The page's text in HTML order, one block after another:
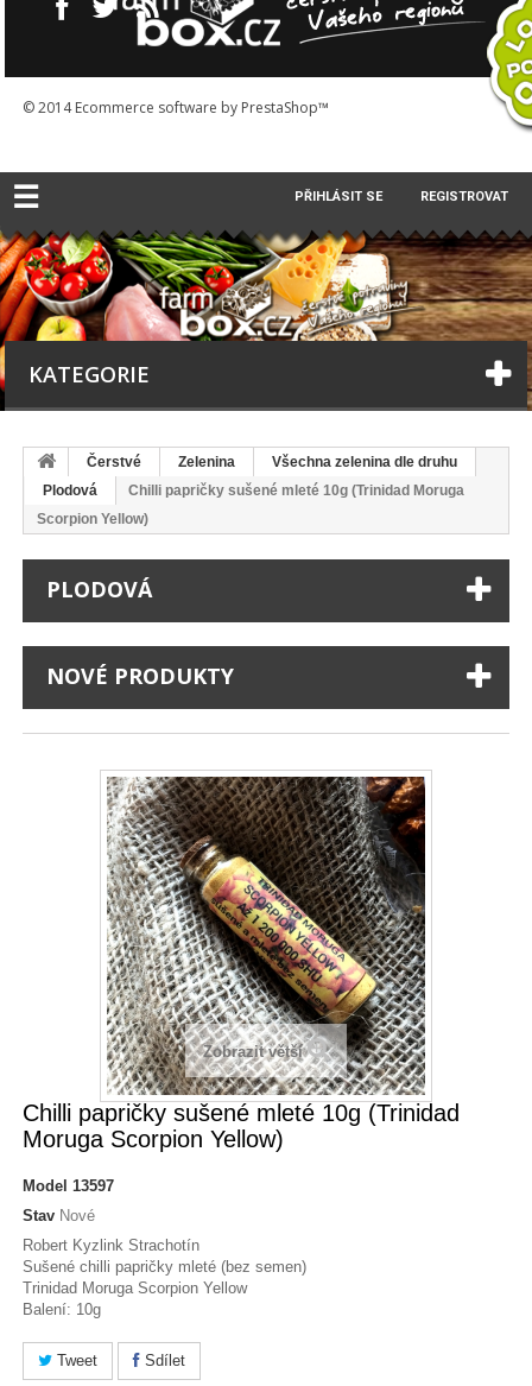
© 2014Ecommerce software by PrestaShop™
☰ PŘIHLÁSIT SE REGISTROVAT
KATEGORIE
Čerstvé Zelenina
Všechna zelenina dle druhu
Plodová
Chilli papričky sušené mleté 10g (Trinidad Moruga
Scorpion Yellow)
PLODOVÁ
NOVÉ PRODUKTY
Zobrazit větší
Chilli papričky sušené mleté 10g (Trinidad
Moruga Scorpion Yellow)
Model 13597
Stav Nové
Robert Kyzlink Strachotín
Sušené chilli papričky mleté (bez semen)
Trinidad Moruga Scorpion Yellow
Balení: 10g
Tweet Sdílet